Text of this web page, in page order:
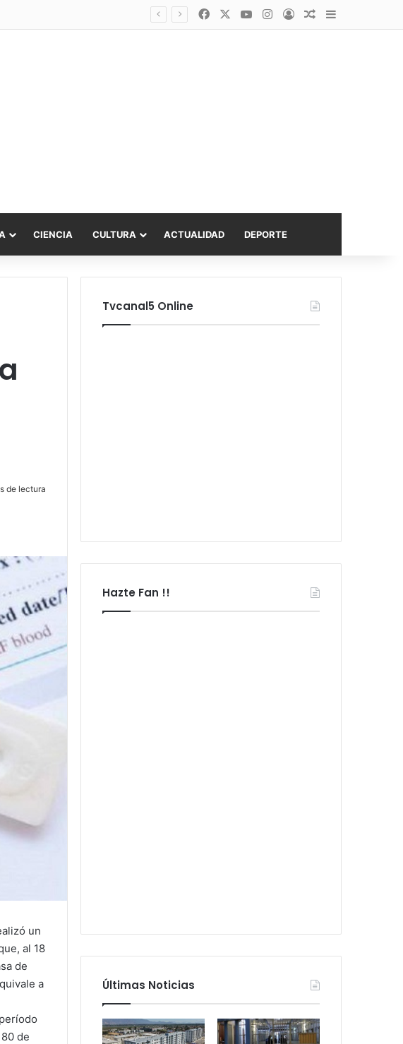
FacebookYouTubeInstagram
AccesoPublicación al
Barra lateral
CIENCIA CULTURA ACTUALIDAD DEPORTE
de lectura
un
al 18
de
a
de
Tvcanal5 Online
Hazte Fan !!
Últimas Noticias